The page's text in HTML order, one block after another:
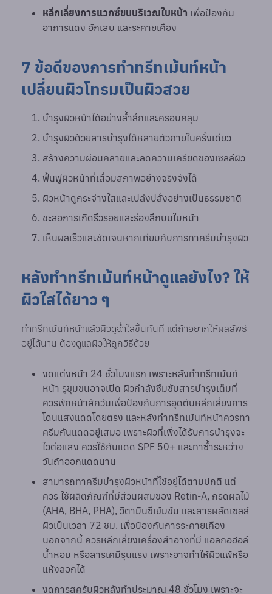
หลีกเลี่ยงการแวกซ์ขนบริเวณใบหน้า เพื่อป้องกัน
อาการแดง อักเสบ และระคายเคือง
7 ข้อดีของการทำทรีทเม้นท์หน้า
เปลี่ยนผิวโทรมเป็นผิวสวย
บำรุงผิวหน้าได้อย่างล้ำลึกและครอบคลุม
บำรุงผิวด้วยสารบำรุงได้หลายตัวภายในครั้งเดียว
สร้างความผ่อนคลายและลดความเครียดของเซลล์ผิว
ฟื้นฟูผิวหน้าที่เสื่อมสภาพอย่างจริงจังได้
ผิวหน้าดูกระจ่างใสและเปล่งปลั่งอย่างเป็นธรรมชาติ
ชะลอการเกิดริ้วรอยและร่องลึกบนใบหน้า
เห็นผลเร็วและชัดเจนหากเทียบกับการทาครีมบำรุงผิว
หลังทำทรีทเม้นท์หน้าดูแลยังไง? ให้
ผิวใสได้ยาว ๆ
ทำทรีทเม้นท์หน้าแล้วผิวดูฉ่ำใสขึ้นทันที แต่ถ้าอยากให้ผลลัพธ์
อยู่ได้นาน ต้องดูแลผิวให้ถูกวิธีด้วย
งดแต่งหน้า 24 ชั่วโมงแรก เพราะหลังทำทรีทเม้นท์
หน้า รูขุมขนอาจเปิด ผิวกำลังซึมซับสารบำรุงเต็มที่
ควรพักหน้าสักวันเพื่อป้องกันการอุดตันหลีกเลี่ยงการ
โดนแสงแดดโดยตรง และหลังทำทรีทเม้นท์หน้าควรทา
ครีมกันแดดอยู่เสมอ เพราะผิวที่เพิ่งได้รับการบำรุงจะ
ไวต่อแสง ควรใช้กันแดด SPF 50+ และทาซ้ำระหว่าง
วันถ้าออกแดดนาน
สามารถทาครีมบำรุงผิวหน้าที่ใช้อยู่ได้ตามปกติ แต่
ควร ใช้ผลิตภัณฑ์ที่มีส่วนผสมของ Retin-A, กรดผลไม้
(AHA, BHA, PHA), วิตามินซีเข้มข้น และสารผลัดเซลล์
ผิวเป็นเวลา 72 ชม. เพื่อป้องกันการระคายเคือง
นอกจากนี้ ควรหลีกเลี่ยงเครื่องสำอางที่มี แอลกอฮอล์
น้ำหอม หรือสารเคมีรุนแรง เพราะอาจทำให้ผิวแพ้หรือ
แห้งลอกได้
งดการสครับผิวหลังทำประมาณ 48 ชั่วโมง เพราะจะ